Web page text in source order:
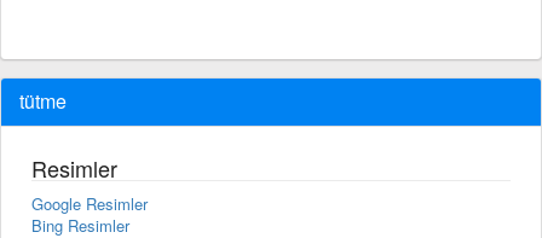
tütme
Resimler
Google Resimler
Bing Resimler